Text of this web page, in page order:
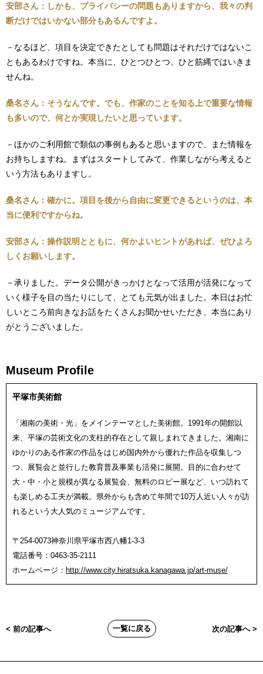
安部さん：しかも、プライバシーの問題もありますから、我々の判
断だけではいかない部分もあるんですよ。
－なるほど、項目を決定できたとしても問題はそれだけではないこ
ともあるわけですね。本当に、ひとつひとつ、ひと筋縄ではいきま
せんね。
桑名さん：そうなんです。でも、作家のことを知る上で重要な情報
も多いので、何とか実現したいと思っています。
－ほかのご利用館で類似の事例もあると思いますので、また情報を
お持ちしますね。まずはスタートしてみて、作業しながら考えると
いう方法もありますし。
桑名さん：確かに。項目を後から自由に変更できるというのは、本
当に便利ですからね。
安部さん：操作説明とともに、何かよいヒントがあれば、ぜひよろ
しくお願いします。
－承りました。データ公開がきっかけとなって活用が活発になって
いく様子を目の当たりにして、とても元気が出ました。本日はお忙
しいところ前向きなお話をたくさんお聞かせいただき、本当にあり
がとうございました。
Museum Profile
平塚市美術館
「湘南の美術・光」をメインテーマとした美術館。1991年の開館以
来、平塚の芸術文化の支柱的存在として親しまれてきました。湘南に
ゆかりのある作家の作品をはじめ国内外から優れた作品を収集しつ
つ、展覧会と並行した教育普及事業も活発に展開。目的に合わせて
大・中・小と規模が異なる展覧会、無料のロビー展など、いつ訪れて
も楽しめる工夫が満載。県外からも含めて年間で10万人近い人々が訪
れるという大人気のミュージアムです。
〒254-0073神奈川県平塚市西八幡1-3-3
電話番号：0463-35-2111
ホームページ： http://www.city.hiratsuka.kanagawa.jp/art-muse/
< 前の記事へ 一覧に戻る 次の記事へ >